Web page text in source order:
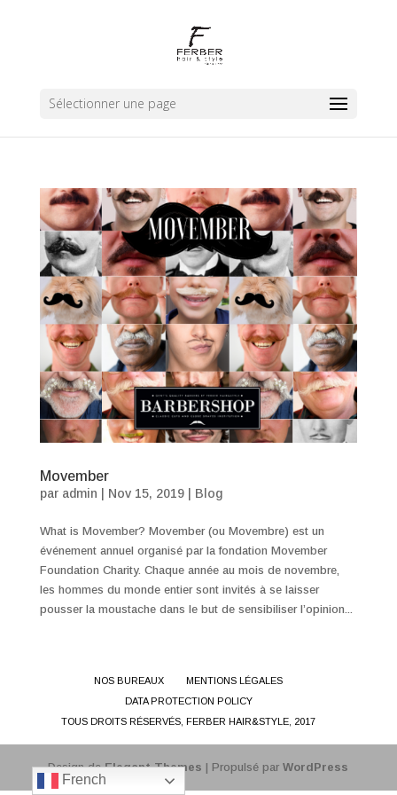
Sélectionner une page
Movember
par admin Nov 15, 2019| Blog
What is Movember? Movember (ou Movembre) est un
événement annuel organisé par la fondation Movember
Foundation Charity. Chaque année au mois de novembre,
les hommes du monde entier sont invités à se laisser
pousser la moustache dans le but de sensibiliser l’opinion...
NOS BUREAUX
MENTIONS LÉGALES
DATA PROTECTION POLICY
TOUS DROITS RÉSERVÉS, FERBER HAIR&STYLE, 2017
Design deElegant Themes | Propulsé parWordPress
French